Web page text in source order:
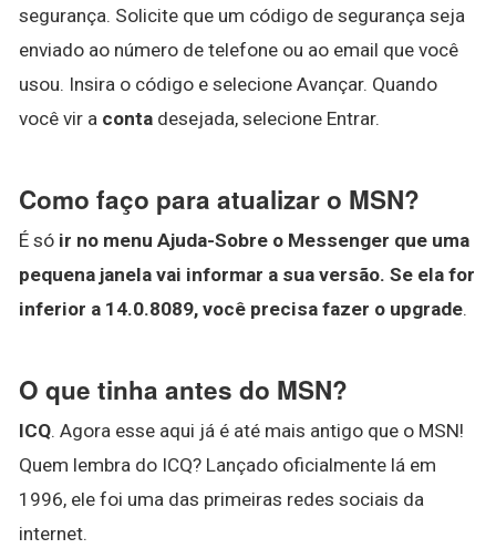
segurança. Solicite que um código de segurança seja
enviado ao número de telefone ou ao email que você
usou. Insira o código e selecione Avançar. Quando
você vir a conta desejada, selecione Entrar.
Como faço para atualizar o MSN?
É só ir no menu Ajuda-Sobre o Messenger que uma
pequena janela vai informar a sua versão. Se ela for
inferior a 14.0.8089, você precisa fazer o upgrade.
O que tinha antes do MSN?
ICQ. Agora esse aqui já é até mais antigo que o MSN!
Quem lembra do ICQ? Lançado oficialmente lá em
1996, ele foi uma das primeiras redes sociais da
internet.